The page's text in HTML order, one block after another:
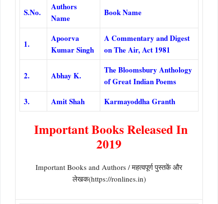
S.No.
Authors
Name
Book Name
1.
Apoorva
Kumar Singh
A Commentary and Digest
on The Air, Act 1981
2. Abhay K.
The Bloomsbury Anthology
of Great Indian Poems
3.
Amit Shah Karmayoddha Granth
Important Books Released In
2019
Important Books and Authors / महत्वपूर्ण पुस्तकें और
लेखक(https://ronlines.in)